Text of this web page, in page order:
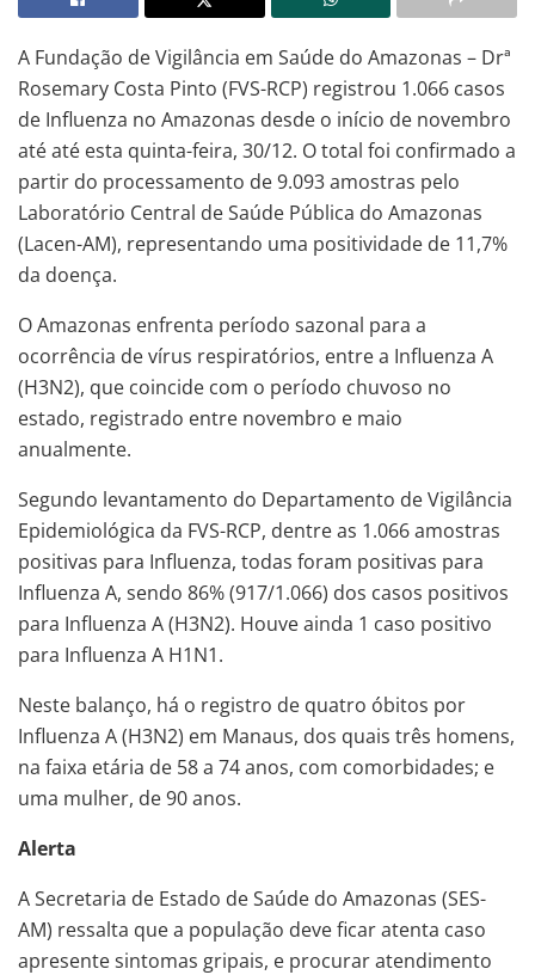
A Fundação de Vigilância em Saúde do Amazonas – Drª
Rosemary Costa Pinto (FVS-RCP) registrou 1.066 casos
de Influenza no Amazonas desde o início de novembro
até até esta quinta-feira, 30/12. O total foi confirmado a
partir do processamento de 9.093 amostras pelo
Laboratório Central de Saúde Pública do Amazonas
(Lacen-AM), representando uma positividade de 11,7%
da doença.
O Amazonas enfrenta período sazonal para a
ocorrência de vírus respiratórios, entre a Influenza A
(H3N2), que coincide com o período chuvoso no
estado, registrado entre novembro e maio
anualmente.
Segundo levantamento do Departamento de Vigilância
Epidemiológica da FVS-RCP, dentre as 1.066 amostras
positivas para Influenza, todas foram positivas para
Influenza A, sendo 86% (917/1.066) dos casos positivos
para Influenza A (H3N2). Houve ainda 1 caso positivo
para Influenza A H1N1.
Neste balanço, há o registro de quatro óbitos por
Influenza A (H3N2) em Manaus, dos quais três homens,
na faixa etária de 58 a 74 anos, com comorbidades; e
uma mulher, de 90 anos.
Alerta
A Secretaria de Estado de Saúde do Amazonas (SES-
AM) ressalta que a população deve ficar atenta caso
apresente sintomas gripais, e procurar atendimento